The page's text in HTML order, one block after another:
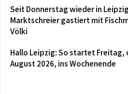
Seit Donnerstag wieder in
Marktschreier gastiert mit
Völki
Hallo Leipzig: So startet Freitag,
August 2026, ins Wochenende